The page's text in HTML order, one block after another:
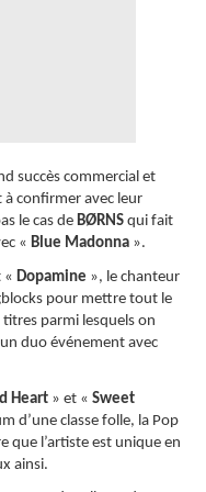
succès commercial et
à confirmer avec leur
le cas de BØRNS qui fait
« Blue Madonna ».
« Dopamine », le chanteur
pour mettre tout le
titres parmi lesquels on
duo événement avec
Heart » et « Sweet
d’une classe folle, la Pop
que l’artiste est unique en
ainsi.